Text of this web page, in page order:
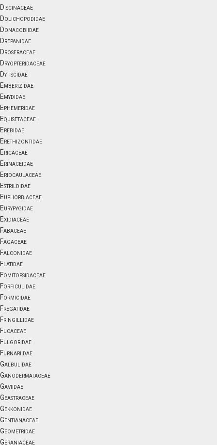
Discinaceae
Dolichopodidae
Donacobiidae
Drepanidae
Droseraceae
Dryopteridaceae
Dytiscidae
Emberizidae
Emydidae
Ephemeridae
Equisetaceae
Erebidae
Erethizontidae
Ericaceae
Erinaceidae
Eriocaulaceae
Estrildidae
Euphorbiaceae
Eurypygidae
Exidiaceae
Fabaceae
Fagaceae
Falconidae
Flatidae
Fomitopsidaceae
Forficulidae
Formicidae
Fregatidae
Fringillidae
Fucaceae
Fulgoridae
Furnariidae
Galbulidae
Ganodermataceae
Gaviidae
Geastraceae
Gekkonidae
Gentianaceae
Geometridae
Geraniaceae